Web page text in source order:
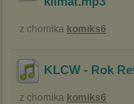
z chomika komiks6
KLCW - Rok
z chomika komiks6